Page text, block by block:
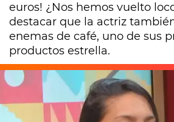
euros! ¿Nos hemos vuelto
destacar que la actriz
enemas de café, uno de sus
productos estrella.